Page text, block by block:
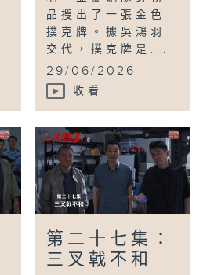
品搜出了一張金色
撲克牌。據吳鴻羽
交代，撲克牌是...
29/06/2026
收看
第二十七集：
三叉戟不和